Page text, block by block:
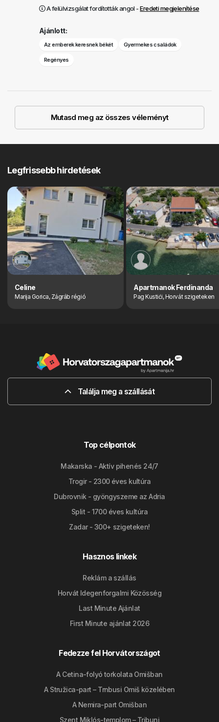
A felülvizsgálat fordították angol -Eredeti megjelenítése
Ajánlott:
Az emberek keresnek békét Gyermekes családok
Regényes
Mutasd meg az összes véleményt
Legfrissebb hirdetések
Celine
Marija Gorica, Zágráb régió
Apartmanok Ferdinanda
Pag Kustići, Horvát szigeteken
Találja meg a szállását
Top célpontok
Makarska - Aktív pihenés 24/7
Trogir - 2300 éves kultúra
Dubrovnik - gyöngyszeme az Adria
Split - 1700 éves kultúra
Zadar - 300+ szigeteken!
Hasznos linkek
Reklám a szállás
Horvát Idegenforgalmi Közösség
Last Minute Ajánlat
First Minute ajánlat 2026
Fedezze fel Horvátországot
A Cetina-folyó torkolata Omišban
A Stružica-part – Trnbusi Omiš közelében
A Nemira-part Omišban
Szent Miklós-templom – Tribunj